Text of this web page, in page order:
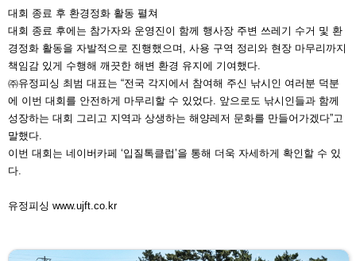
대회 종료 후 환경정화 활동 펼쳐
대회 종료 후에는 참가자와 운영진이 함께 행사장 주변 쓰레기 수거 및 환
경정화 활동을 자발적으로 진행했으며, 사용 구역 정리와 현장 마무리까지
책임감 있게 수행해 깨끗한 해변 환경 유지에 기여했다.
㈜유정피싱 최범 대표는 “전국 각지에서 참여해 주신 낚시 인 여러분 덕분
에 이번 대회를 안전하게 마무리할 수 있었 다. 앞으로도 낚시인들과 함께
성장하는 대회 그리고 지역과 상생하는 해양레저 문화를 만들어가겠다”고
말했다.
이번 대회는 네이버카페 ‘입질톡클럽’을 통해 더욱 자세하게 확인할 수 있
다.
유정피싱 www.ujft.co.kr